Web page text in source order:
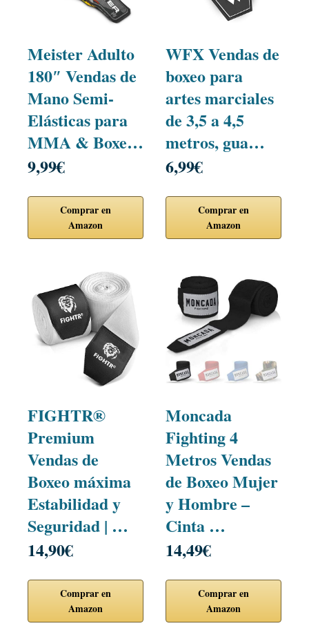
Meister Adulto
180″ Vendas de
Mano Semi-
Elásticas para
MMA & Boxe…
9,99€
Comprar en
Amazon
WFX Vendas de
boxeo para
artes marciales
de 3,5 a 4,5
metros, gua…
6,99€
Comprar en
Amazon
FIGHTR®
Premium
Vendas de
Boxeo máxima
Estabilidad y
Seguridad | …
14,90€
Comprar en
Amazon
Moncada
Fighting 4
Metros Vendas
de Boxeo Mujer
y Hombre –
Cinta …
14,49€
Comprar en
Amazon